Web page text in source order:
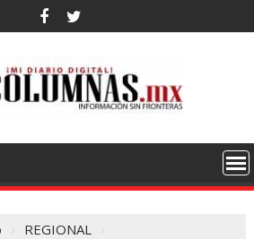
REGIONAL